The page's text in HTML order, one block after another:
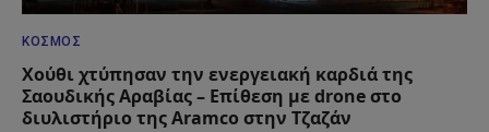
ΚΌΣΜΟΣ
Χούθι χτύπησαν την ενεργειακή καρδιά της
Σαουδικής Αραβίας – Επίθεση με drone στο
διυλιστήριο της Aramco στην Τζαζάν